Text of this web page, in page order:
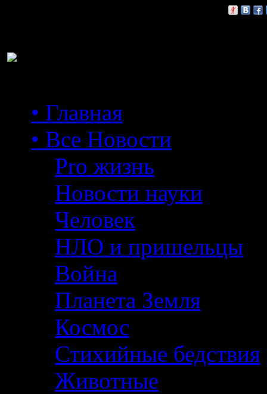
• Главная
• Все Новости
Pro жизнь
Новости науки
Человек
НЛО и пришельцы
Война
Планета Земля
Космос
Стихийные бедствия
Животные